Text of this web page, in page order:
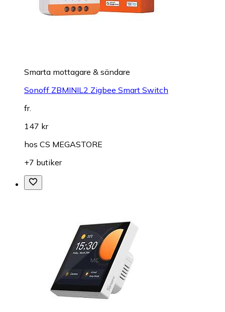
Smarta mottagare & sändare
Sonoff ZBMINIL2 Zigbee Smart Switch
fr.
147 kr
hos CS MEGASTORE
+7 butiker